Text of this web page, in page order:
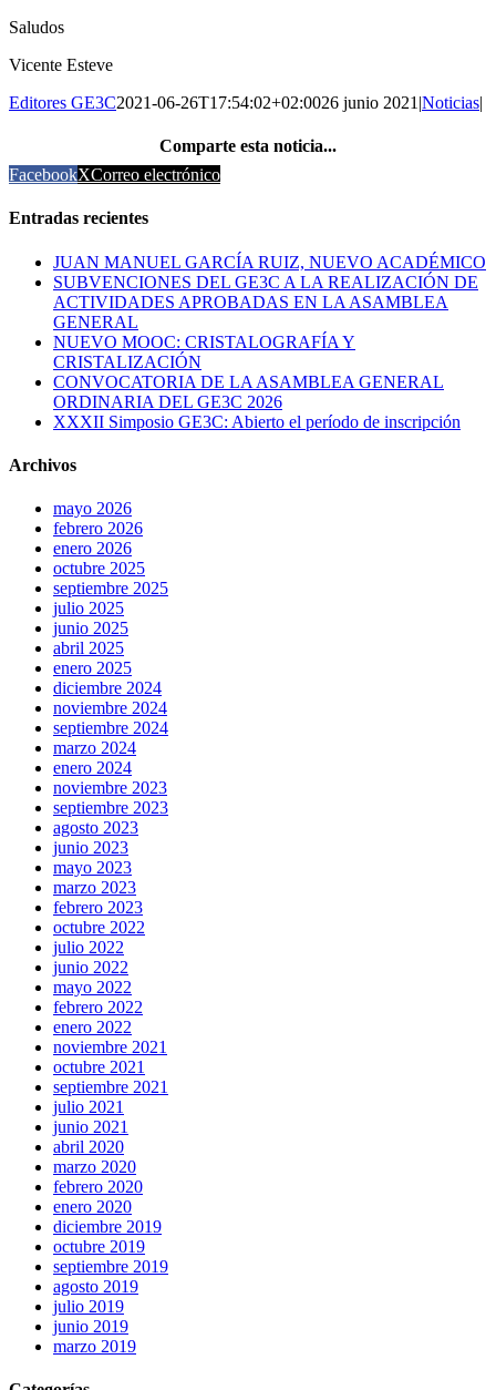
Saludos
Vicente Esteve
Editores GE3C2021-06-26T17:54:02+02:0026 junio 2021 |Noticias|
Comparte esta noticia...
FacebookXCorreo electrónico
Entradas recientes
JUAN MANUEL GARCÍA RUIZ, NUEVO ACADÉMICO
SUBVENCIONES DEL GE3C A LA REALIZACIÓN DE
ACTIVIDADES APROBADAS EN LA ASAMBLEA
GENERAL
NUEVO MOOC: CRISTALOGRAFÍA Y
CRISTALIZACIÓN
CONVOCATORIA DE LA ASAMBLEA GENERAL
ORDINARIA DEL GE3C 2026
XXXII Simposio GE3C: Abierto el período de inscripción
Archivos
mayo 2026
febrero 2026
enero 2026
octubre 2025
septiembre 2025
julio 2025
junio 2025
abril 2025
enero 2025
diciembre 2024
noviembre 2024
septiembre 2024
marzo 2024
enero 2024
noviembre 2023
septiembre 2023
agosto 2023
junio 2023
mayo 2023
marzo 2023
febrero 2023
octubre 2022
julio 2022
junio 2022
mayo 2022
febrero 2022
enero 2022
noviembre 2021
octubre 2021
septiembre 2021
julio 2021
junio 2021
abril 2020
marzo 2020
febrero 2020
enero 2020
diciembre 2019
octubre 2019
septiembre 2019
agosto 2019
julio 2019
junio 2019
marzo 2019